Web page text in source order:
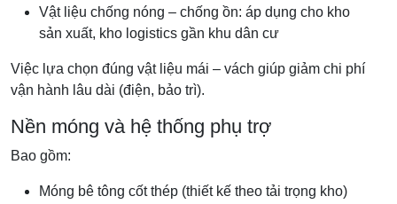
Vật liệu chống nóng – chống ồn: áp dụng cho kho
sản xuất, kho logistics gần khu dân cư
Việc lựa chọn đúng vật liệu mái – vách giúp giảm chi phí
vận hành lâu dài (điện, bảo trì).
Nền móng và hệ thống phụ trợ
Bao gồm:
Móng bê tông cốt thép (thiết kế theo tải trọng kho)